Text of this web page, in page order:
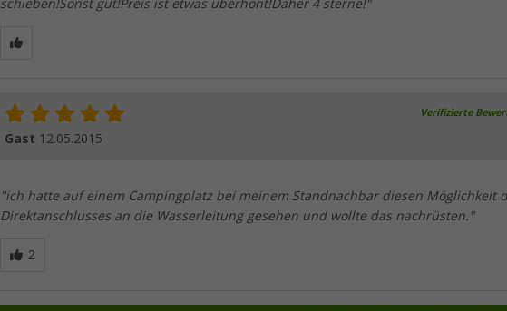
schieben!Sonst gut!Preis ist etwas überhöht!Daher 4 sterne!"
Verifizierte
Gast 12.05.2015
"ich hatte auf einem Campingplatz bei meinem Standnachbar diesen Möglichkeit
Direktanschlusses an die Wasserleitung gesehen und wollte das nachrüsten."